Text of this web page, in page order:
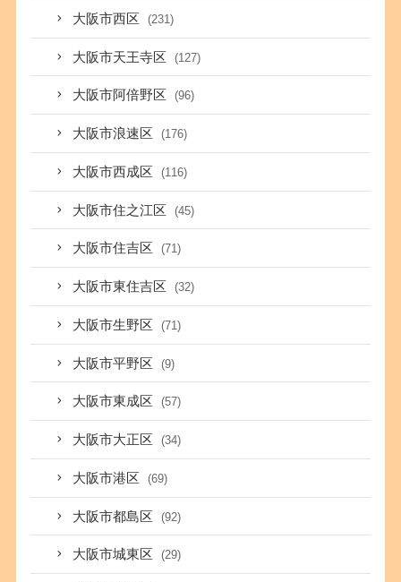
大阪市西区 (231)
大阪市天王寺区 (127)
大阪市阿倍野区 (96)
大阪市浪速区 (176)
大阪市西成区 (116)
大阪市住之江区 (45)
大阪市住吉区 (71)
大阪市東住吉区 (32)
大阪市生野区 (71)
大阪市平野区 (9)
大阪市東成区 (57)
大阪市大正区 (34)
大阪市港区 (69)
大阪市都島区 (92)
大阪市城東区 (29)